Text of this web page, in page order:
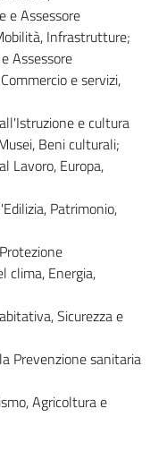
e Assessore
Infrastrutture;
Assessore
e servizi,
e cultura
Beni culturali;
Lavoro, Europa,
Patrimonio,
clima, Energia,
Sicurezza e
Prevenzione sanitaria
Agricoltura e